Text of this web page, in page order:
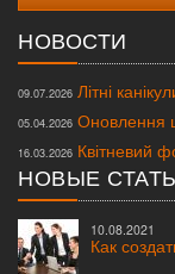
НОВОСТИ
09.07.2026 Літні
05.04.2026 Оновлення
16.03.2026 Квітневий
НОВЫЕ
10.08.2021
Как